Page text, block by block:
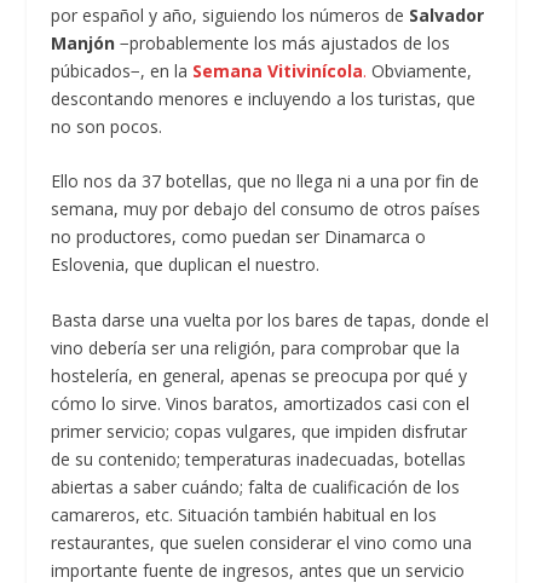
por español y año, siguiendo los números de Salvador
Manjón −probablemente los más ajustados de los
púbicados−, en la Semana Vitivinícola. Obviamente,
descontando menores e incluyendo a los turistas, que
no son pocos.
Ello nos da 37 botellas, que no llega ni a una por fin de
semana, muy por debajo del consumo de otros países
no productores, como puedan ser Dinamarca o
Eslovenia, que duplican el nuestro.
Basta darse una vuelta por los bares de tapas, donde el
vino debería ser una religión, para comprobar que la
hostelería, en general, apenas se preocupa por qué y
cómo lo sirve. Vinos baratos, amortizados casi con el
primer servicio; copas vulgares, que impiden disfrutar
de su contenido; temperaturas inadecuadas, botellas
abiertas a saber cuándo; falta de cualificación de los
camareros, etc. Situación también habitual en los
restaurantes, que suelen considerar el vino como una
importante fuente de ingresos, antes que un servicio